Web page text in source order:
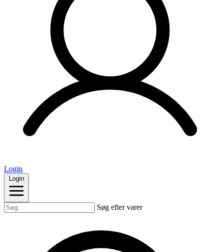
Login
Login
Søg efter varer